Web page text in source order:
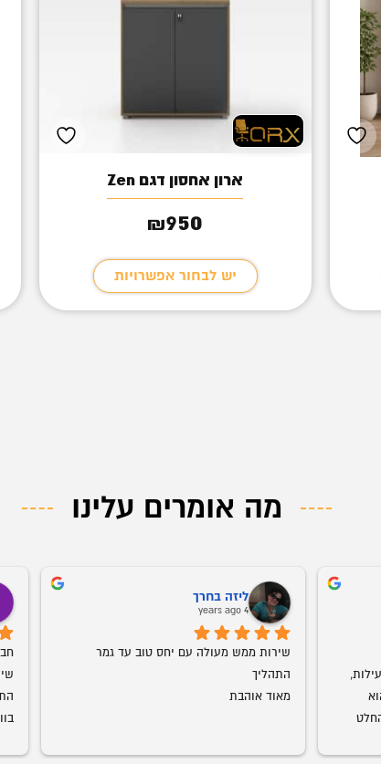
ארון אחסון דגם Zen
₪950
יש לבחור אפשרויות
מה אומרים עלינו
מוצרים ברמת גימור מדהימה. עכשיו הוא
התחיל להביא חדרי ילדים גם אנחנו בהחלט
ליזה בחרך
4 years ago
שירות ממש מעולה עם יחס טוב עד גמר
התהליך
מאוד אוהבת